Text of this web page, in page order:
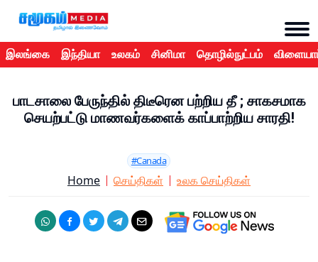
இலங்கை இந்தியா உலகம் சினிமா தொழில்நுட்பம்
பாடசாலை பேருந்தில் திடீரென பற்றிய தீ ; சாகசமாக
செயற்பட்டு மாணவர்களைக் காப்பாற்றிய சாரதி!
#Canada
Home செய்திகள் உலக செய்திகள்